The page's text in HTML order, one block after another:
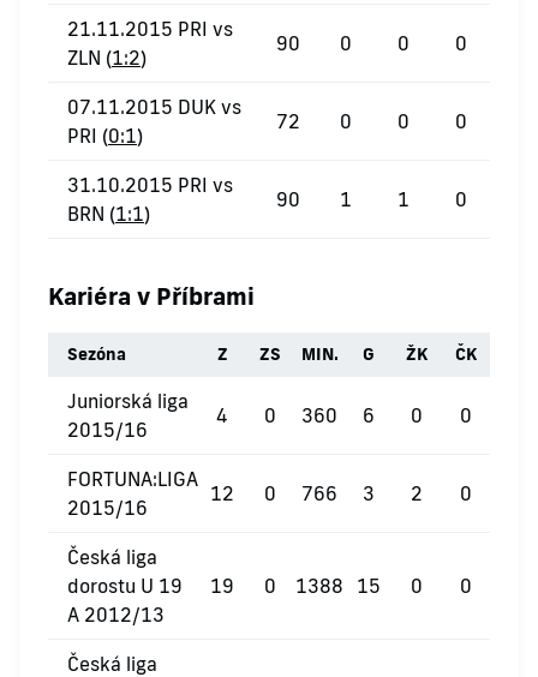
21.11.2015 PRI vs
ZLN (1:2)
90 0 0 0
07.11.2015 DUK vs
PRI (0:1)
72 0 0 0
31.10.2015 PRI vs
BRN (1:1)
90 1 1 0
Kariéra v Příbrami
Sezóna Z ZS MIN. G ŽK ČK
Juniorská liga
2015/16
4 0 360 6 0 0
FORTUNA:LIGA
2015/16
12 0 766 3 2 0
Česká liga
dorostu U 19
A 2012/13
19 0 1388 15 0 0
Česká liga